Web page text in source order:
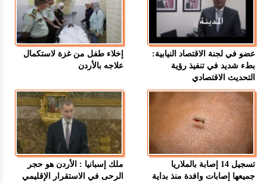
عضو في لجنة الاقتصاد النيابية:
بطء شديد في تنفيذ رؤية
التحديث الاقتصادي
إخلاء طفل من غزة لاستكمال
علاجه بالأردن
تسجيل 14 إصابة بالملاريا
جميعها إصابات وافدة منذ بداية
ملك إسبانيا : الأردن هو حجر
الرحى في الاستقرار الإقليمي